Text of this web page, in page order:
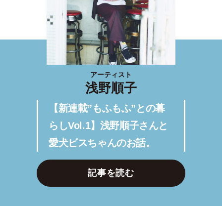
アーティスト
浅野順子
【新連載”もふもふ”との暮
らしVol.1】浅野順子さんと
愛犬ビスちゃんのお話。
記事を読む